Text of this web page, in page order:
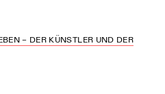
– DER KÜNSTLER UND DER